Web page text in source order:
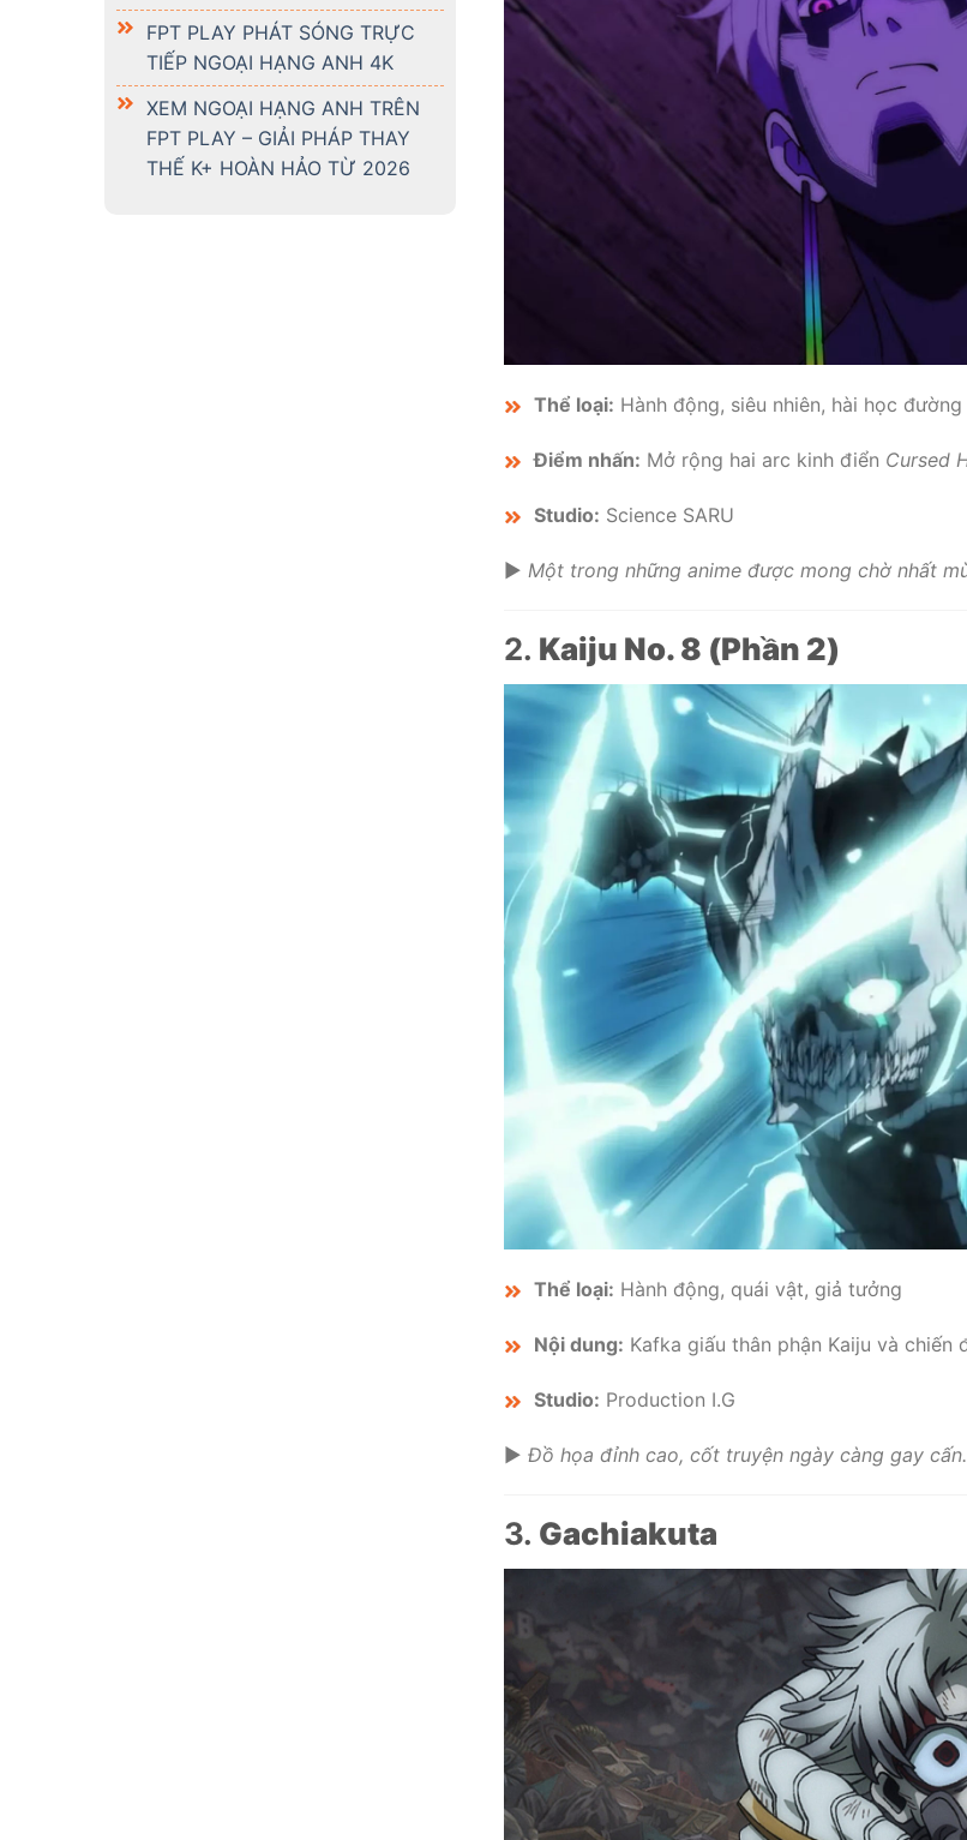
FPT PLAY PHÁT SÓNG TRỰC
TIẾP NGOẠI HẠNG ANH 4K
XEM NGOẠI HẠNG ANH TRÊN
FPT PLAY – GIẢI PHÁP THAY
THẾ K+ HOÀN HẢO TỪ 2026
Thể loại: Hành động, siêu nhiên, hài học đường
Điểm nhấn: Mở rộng hai arc kinh điển Cursed
Studio: Science SARU
▶️ Một trong những anime được mong chờ nhất
2. Kaiju No. 8 (Phần 2)
Thể loại: Hành động, quái vật, giả tưởng
Nội dung: Kafka giấu thân phận Kaiju và chiến
Studio: Production I.G
▶️ Đồ họa đỉnh cao, cốt truyện ngày càng gay cấn.
3. Gachiakuta